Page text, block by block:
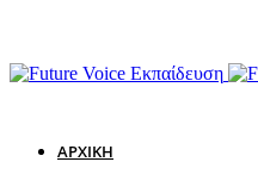
ΑΡΧΙΚΗ